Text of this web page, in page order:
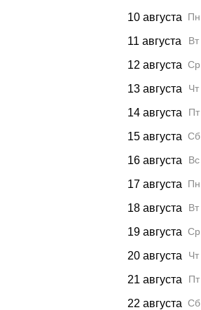
10 августа
Пн
11 августа
Вт
12 августа Ср
13 августа
Чт
14 августа
Пт
15 августа Сб
16 августа
Вс
17 августа
Пн
18 августа
Вт
19 августа Ср
20 августа
Чт
21 августа
Пт
22 августа Сб